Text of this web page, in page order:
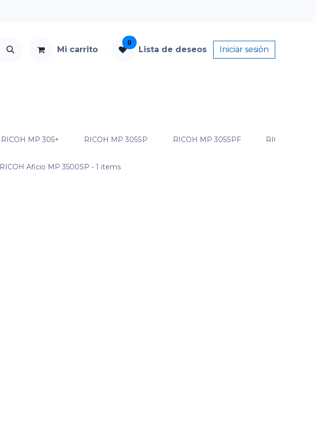
Mi carrito
0
Lista de deseos Iniciar sesión
RICOH MP 305+ RICOH MP 305SP RICOH MP 305SPF RICOH MP
RICOH Aficio MP 3500SP - 1 items